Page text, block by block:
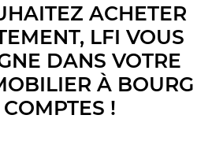
ACHETER
LFI VOUS
DANS VOTRE
À BOURG
!